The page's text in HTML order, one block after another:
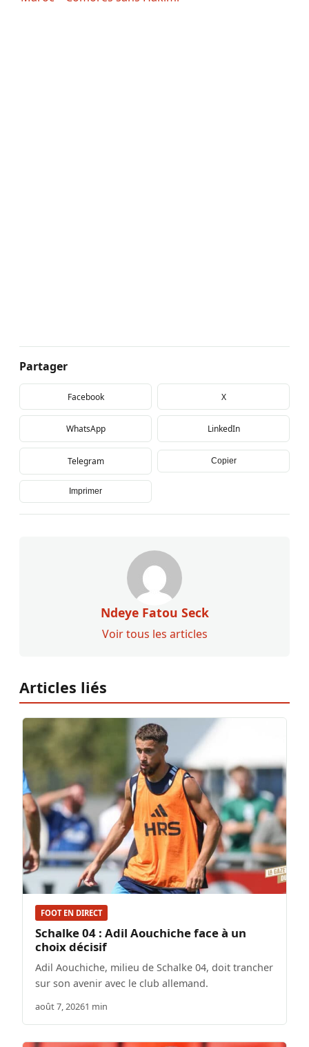
Partager
Facebook X
WhatsApp LinkedIn
Telegram Copier
Imprimer
Ndeye Fatou Seck
Voir tous les articles
Articles liés
FOOT EN DIRECT
Schalke 04 : Adil Aouchiche face à un
choix décisif
Adil Aouchiche, milieu de Schalke 04, doit trancher
sur son avenir avec le club allemand.
août 7, 20261 min